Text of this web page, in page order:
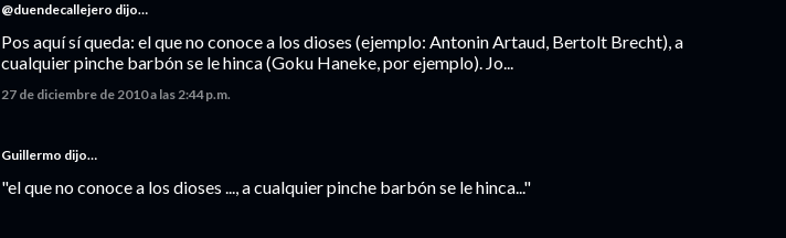
@duendecallejero dijo…
Pos aquí sí queda: el que no conoce a los dioses (ejemplo: Antonin Artaud, Bertolt Brecht), a
cualquier pinche barbón se le hinca (Goku Haneke, por ejemplo). Jo...
27 de diciembre de 2010 a las 2:44 p.m.
Guillermo dijo…
"el que no conoce a los dioses ..., a cualquier pinche barbón se le hinca..."